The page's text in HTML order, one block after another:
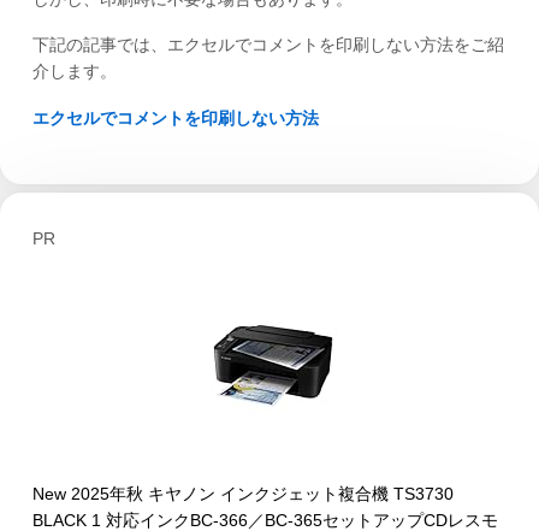
下記の記事では、エクセルでコメントを印刷しない方法をご紹
介します。
エクセルでコメントを印刷しない方法
PR
New 2025年秋 キヤノン インクジェット複合機 TS3730
BLACK 1 対応インクBC-366／BC-365セットアップCDレスモ